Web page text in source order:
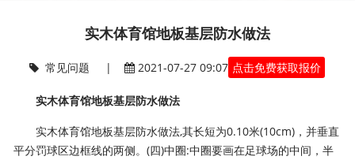
n
实木体育馆地板基层防水做法
常见问题 | 2021-07-27 09:07 点击免费获取报价
实木体育馆地板基层防水做法
实木体育馆地板基层防水做法,其长短为0.10米(10cm)，并垂直
平分罚球区边框线的两侧。(四)中圈:中圈要画在足球场的中间，半